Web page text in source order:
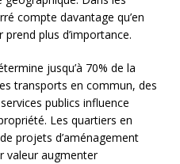
compte davantage qu’en
prend plus d’importance.
jusqu’à 70% de la
transports en commun, des
publics influence
Les quartiers en
projets d’aménagement
valeur augmenter